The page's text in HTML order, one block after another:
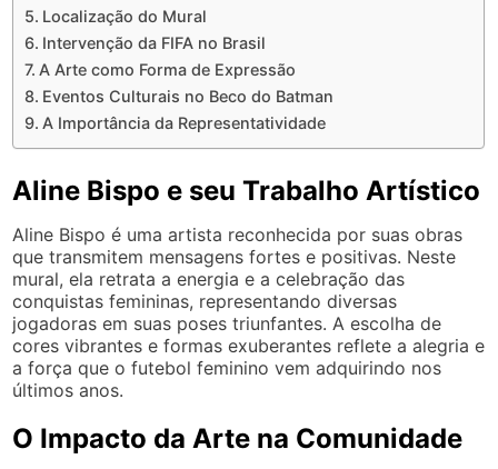
Localização do Mural
Intervenção da FIFA no Brasil
A Arte como Forma de Expressão
Eventos Culturais no Beco do Batman
A Importância da Representatividade
Aline Bispo e seu Trabalho Artístico
Aline Bispo é uma artista reconhecida por suas obras
que transmitem mensagens fortes e positivas. Neste
mural, ela retrata a energia e a celebração das
conquistas femininas, representando diversas
jogadoras em suas poses triunfantes. A escolha de
cores vibrantes e formas exuberantes reflete a alegria e
a força que o futebol feminino vem adquirindo nos
últimos anos.
O Impacto da Arte na Comunidade